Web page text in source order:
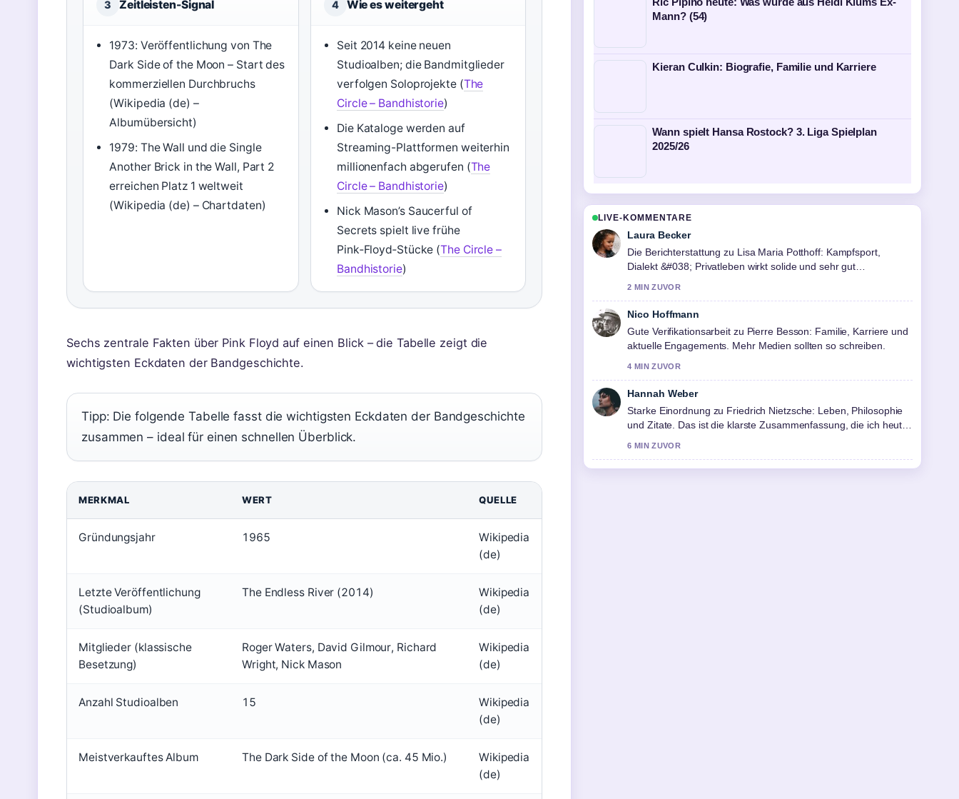
3 Zeitleisten-Signal
1973: Veröffentlichung von The
Dark Side of the Moon – Start des
kommerziellen Durchbruchs
(Wikipedia (de) –
Albumübersicht)
1979: The Wall und die Single
Another Brick in the Wall, Part 2
erreichen Platz 1 weltweit
(Wikipedia (de) – Chartdaten)
4 Wie es weitergeht
Seit 2014 keine neuen
Studioalben; die Bandmitglieder
verfolgen Soloprojekte (The
Circle – Bandhistorie)
Die Kataloge werden auf
Streaming-Plattformen weiterhin
millionenfach abgerufen (The
Circle – Bandhistorie)
Nick Mason’s Saucerful of
Secrets spielt live frühe
Pink‑Floyd‑Stücke (The Circle –
Bandhistorie)
Sechs zentrale Fakten über Pink Floyd auf einen Blick – die Tabelle zeigt die
wichtigsten Eckdaten der Bandgeschichte.
Tipp: Die folgende Tabelle fasst die wichtigsten Eckdaten der Bandgeschichte
zusammen – ideal für einen schnellen Überblick.
MERKMAL WERT QUELLE
Gründungsjahr 1965
Wikipedia
(de)
Letzte Veröffentlichung
(Studioalbum)
The Endless River (2014)
Wikipedia
(de)
Mitglieder (klassische
Besetzung)
Roger Waters, David Gilmour, Richard
Wright, Nick Mason
Wikipedia
(de)
Anzahl Studioalben 15
Wikipedia
(de)
Meistverkauftes Album The Dark Side of the Moon (ca. 45 Mio.)
Wikipedia
(de)
Mann? (54)
Kieran Culkin: Biografie, Familie und Karriere
Wann spielt Hansa Rostock? 3. Liga Spielplan
2025/26
LIVE-KOMMENTARE
Laura Becker
Die Berichterstattung zu Lisa Maria Potthoff: Kampfsport,
Dialekt &#038; Privatleben wirkt solide und sehr gut
2 MIN ZUVOR
Nico Hoffmann
Gute Verifikationsarbeit zu Pierre Besson: Familie, Karriere und
aktuelle Engagements. Mehr Medien sollten so schreiben.
4 MIN ZUVOR
Hannah Weber
Starke Einordnung zu Friedrich Nietzsche: Leben, Philosophie
und Zitate. Das ist die klarste Zusammenfassung, die ich heute
6 MIN ZUVOR